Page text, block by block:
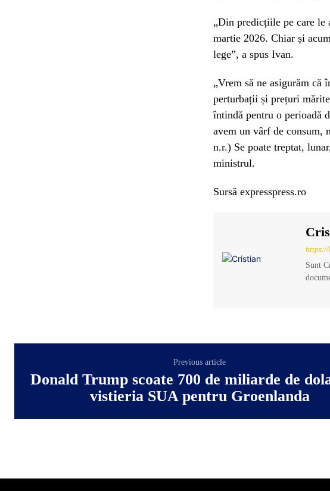
„Din predicțiile pe care le
martie 2026. Chiar și
lege”, a spus Ivan.
„Vrem să ne asigurăm
perturbații și prețuri
întindă pentru o perioadă
avem un vârf de consum,
n.r.) Se poate treptat,
ministrul.
Sursă expresspress.ro
https://
Sunt
Previous article
Donald Trump scoate 700 de miliarde de
vistieria SUA pentru Groenlanda